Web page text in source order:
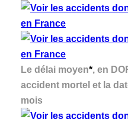
Le délai moyen*, en
accident mortel et la
mois